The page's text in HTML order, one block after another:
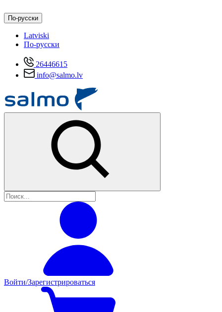
По-русски
Latviski
По-русски
26446615
info@salmo.lv
Войти/Зарегистрироваться